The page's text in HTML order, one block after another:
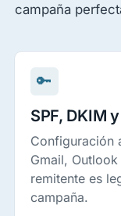
campaña
🔑
SPF, DKIM
Configuración
Gmail,
remitente es
campaña.